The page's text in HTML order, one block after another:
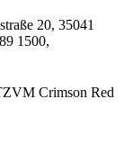
20, 35041
1500,
Crimson Red